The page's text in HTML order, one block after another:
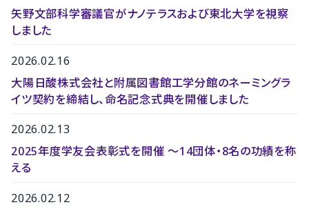
矢野文部科学審議官がナノテラスおよび東北大学を視察
しました
2026.02.16
大陽日酸株式会社と附属図書館工学分館のネーミングラ
イツ契約を締結し、命名記念式典を開催しました
2026.02.13
2025年度学友会表彰式を開催 〜14団体・8名の功績を称
える
2026.02.12